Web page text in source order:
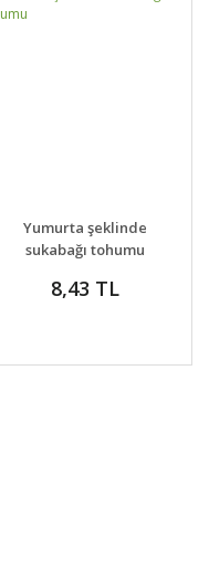
DETAYLAR
VER
Yumurta şeklinde
sukabağı tohumu
8,43 TL